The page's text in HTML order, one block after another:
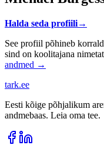
Halda seda profiili→
See profiil põhineb
sind on koolitajana
andmed →
tark.ee
Eesti kõige põhjalikum
andmebaas. Leia oma tee.